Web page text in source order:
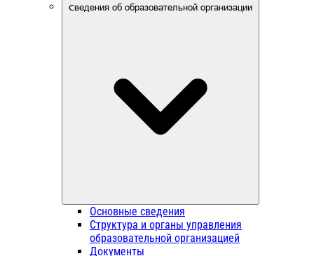
Сведения об образовательной организации
Основные сведения
Структура и органы управления
образовательной организацией
Документы